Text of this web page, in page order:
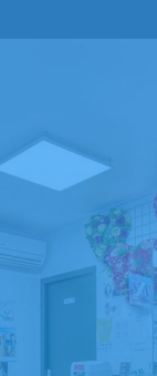
toute notre